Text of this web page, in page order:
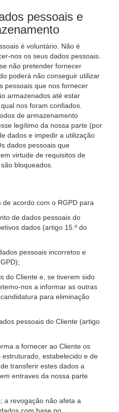
pessoais e
é voluntário. Não é
nos os seus dados pessoais.
não pretender fornecer
poderá não conseguir utilizar
pessoais que nos fornecer
armazenados até estar
nos foram confiados.
de armazenamento
legítimo da nossa parte (por
dados e impedir a utilização
dados pessoais que
virtude de requisitos de
bloqueados.
acordo com o RGPD para
de dados pessoais do
dados (artigo 15.º do
pessoais incorretos e
do Cliente e, se tiverem sido
nos a informar as outras
para eliminação
pessoais do Cliente (artigo
a fornecer ao Cliente os
estabelecido e de
transferir estes dados a
entraves da nossa parte
a revogação não afeta a